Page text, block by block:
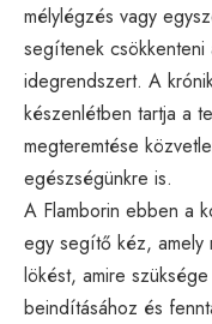
mélylégzés vagy
segítenek csökkenteni
idegrendszert. A
készenlétben tartja a
megteremtése
egészségünkre is.
A Flamborin ebben a
egy segítő kéz, amely
lökést, amire
beindításához és